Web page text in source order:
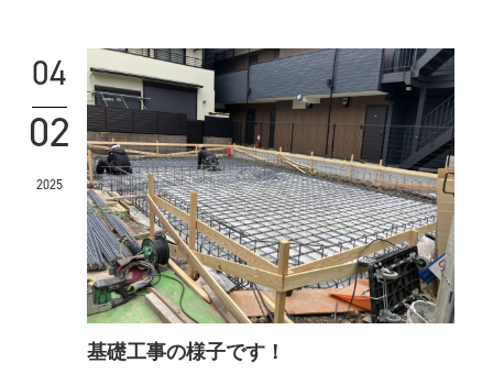
04
02
2025
基礎工事の様子です！